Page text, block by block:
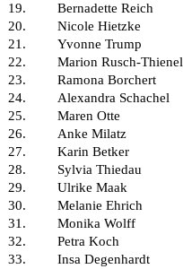
19.
Bernadette Reich
20.
Nicole Hietzke
21.
Yvonne Trump
22.
Marion Rusch-Thienel
23.
Ramona Borchert
24.
Alexandra Schachel
25.
Maren Otte
26.
Anke Milatz
27.
Karin Betker
28.
Sylvia Thiedau
29.
Ulrike Maak
30.
Melanie Ehrich
31.
Monika Wolff
32.
Petra Koch
33.
Insa Degenhardt